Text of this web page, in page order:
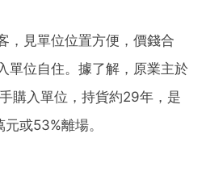
，見單位位置方便，價錢合
單位自住。據了解，原業主於
購入單位，持貨約29年，是
或53%離場。